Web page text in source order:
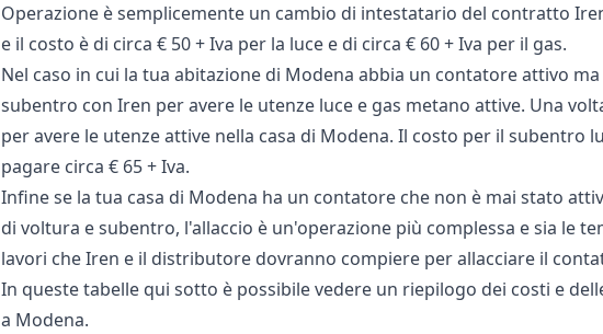
Operazione è semplicemente un cambio di intestatario del contratto
e il costo è di circa € 50 + Iva per la luce e di circa € 60 + Iva per il gas.
Nel caso in cui la tua abitazione di Modena abbia un contatore attivo
subentro con Iren per avere le utenze luce e gas metano attive. Una
per avere le utenze attive nella casa di Modena. Il costo per il subentro
pagare circa € 65 + Iva.
Infine se la tua casa di Modena ha un contatore che non è mai stato
di voltura e subentro, l'allaccio è un'operazione più complessa e sia le
lavori che Iren e il distributore dovranno compiere per allacciare il
In queste tabelle qui sotto è possibile vedere un riepilogo dei costi e
a Modena.